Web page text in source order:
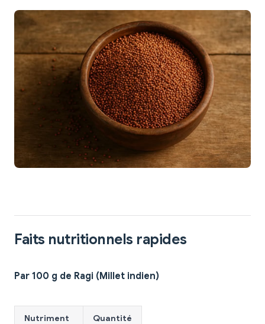
Faits nutritionnels rapides
Par 100 g de Ragi (Millet indien)
Nutriment Quantité